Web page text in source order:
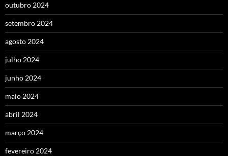
outubro 2024
setembro 2024
agosto 2024
julho 2024
junho 2024
maio 2024
abril 2024
março 2024
fevereiro 2024